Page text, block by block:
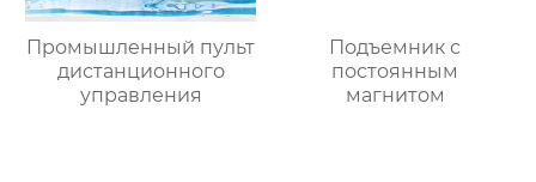
Промышленный пульт
дистанционного
управления
Подъемник с
постоянным
магнитом